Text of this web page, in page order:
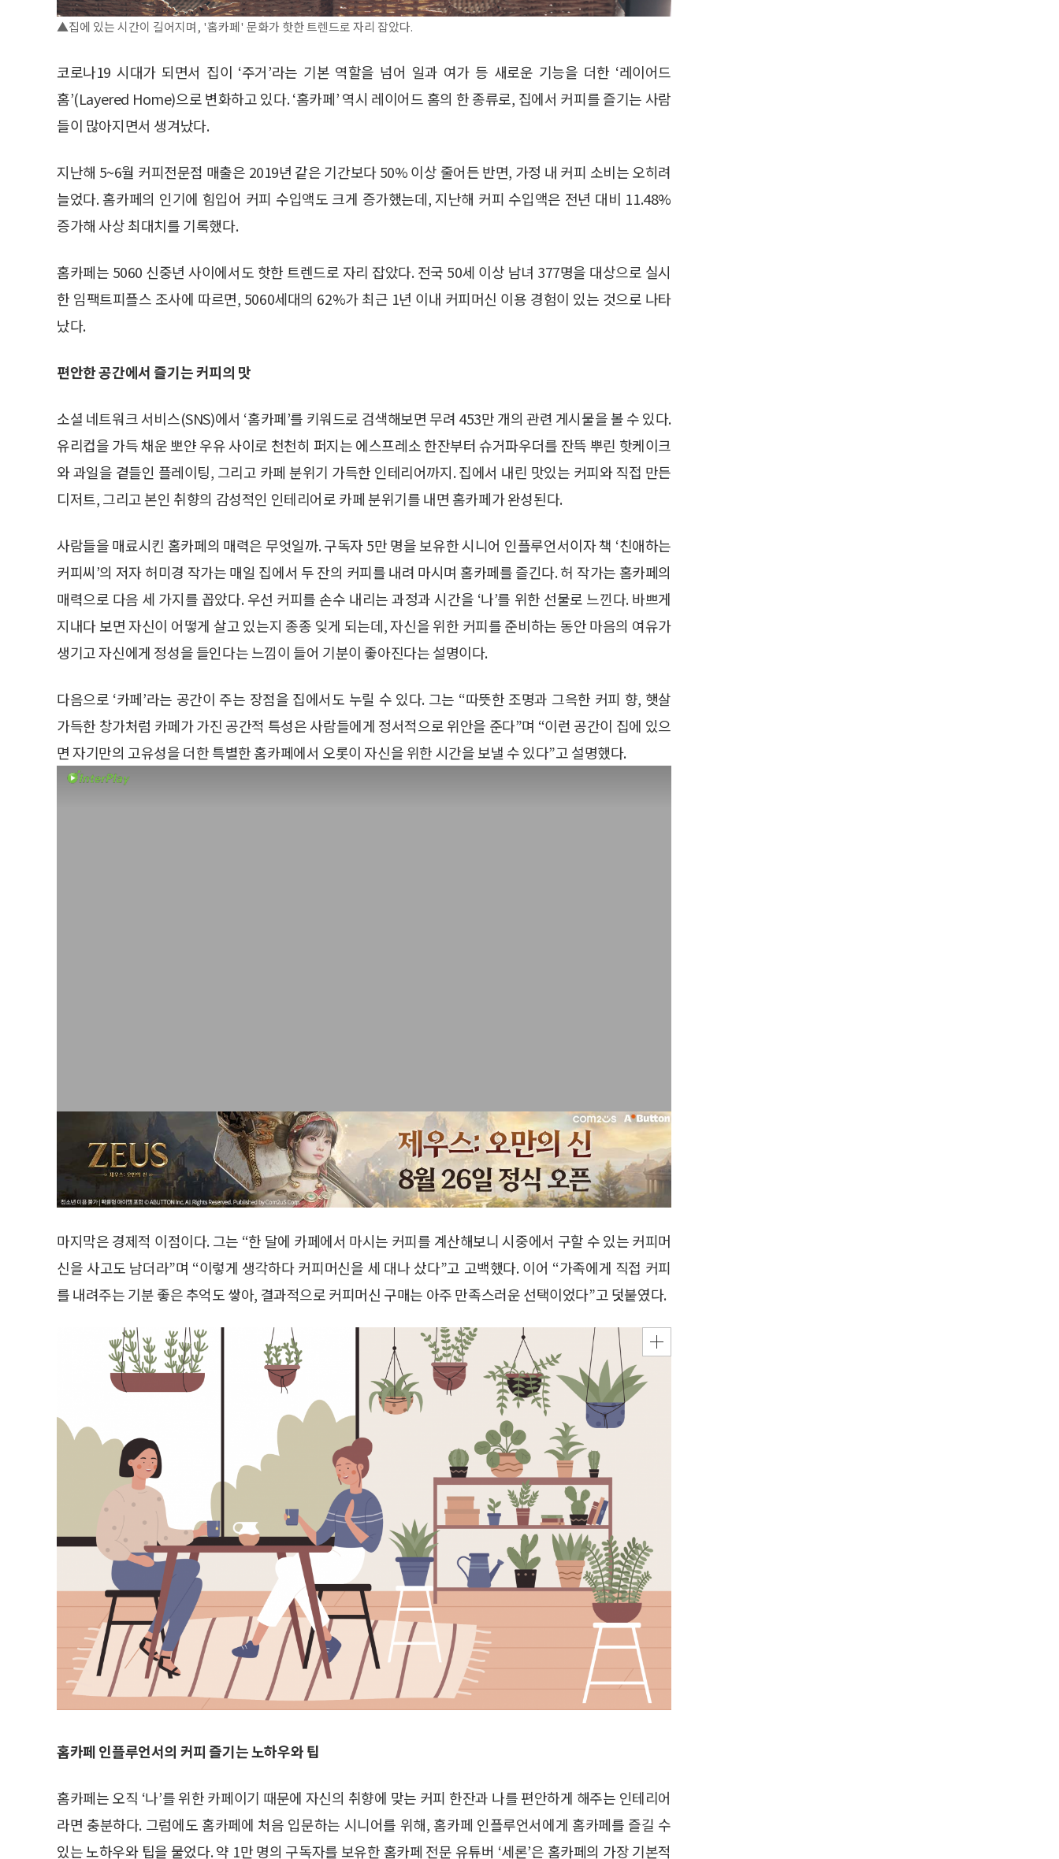
▲집에 있는 시간이 길어지며, '홈카페' 문화가 핫한 트렌드로 자리 잡았다.
코로나19 시대가 되면서 집이 ‘주거’라는 기본 역할을 넘어 일과 여가 등 새로운 기능을 더한 ‘레이어드
홈’(Layered Home)으로 변화하고 있다. ‘홈카페’ 역시 레이어드 홈의 한 종류로, 집에서 커피를 즐기는 사람
들이 많아지면서 생겨났다.
지난해 5~6월 커피전문점 매출은 2019년 같은 기간보다 50% 이상 줄어든 반면, 가정 내 커피 소비는 오히려
늘었다. 홈카페의 인기에 힘입어 커피 수입액도 크게 증가했는데, 지난해 커피 수입액은 전년 대비 11.48%
증가해 사상 최대치를 기록했다.
홈카페는 5060 신중년 사이에서도 핫한 트렌드로 자리 잡았다. 전국 50세 이상 남녀 377명을 대상으로 실시
한 임팩트피플스 조사에 따르면, 5060세대의 62%가 최근 1년 이내 커피머신 이용 경험이 있는 것으로 나타
났다.
편안한 공간에서 즐기는 커피의 맛
소셜 네트워크 서비스(SNS)에서 ‘홈카페’를 키워드로 검색해보면 무려 453만 개의 관련 게시물을 볼 수 있다.
유리컵을 가득 채운 뽀얀 우유 사이로 천천히 퍼지는 에스프레소 한잔부터 슈거파우더를 잔뜩 뿌린 핫케이크
와 과일을 곁들인 플레이팅, 그리고 카페 분위기 가득한 인테리어까지. 집에서 내린 맛있는 커피와 직접 만든
디저트, 그리고 본인 취향의 감성적인 인테리어로 카페 분위기를 내면 홈카페가 완성된다.
사람들을 매료시킨 홈카페의 매력은 무엇일까. 구독자 5만 명을 보유한 시니어 인플루언서이자 책 ‘친애하는
커피씨’의 저자 허미경 작가는 매일 집에서 두 잔의 커피를 내려 마시며 홈카페를 즐긴다. 허 작가는 홈카페의
매력으로 다음 세 가지를 꼽았다. 우선 커피를 손수 내리는 과정과 시간을 ‘나’를 위한 선물로 느낀다. 바쁘게
지내다 보면 자신이 어떻게 살고 있는지 종종 잊게 되는데, 자신을 위한 커피를 준비하는 동안 마음의 여유가
생기고 자신에게 정성을 들인다는 느낌이 들어 기분이 좋아진다는 설명이다.
다음으로 ‘카페’라는 공간이 주는 장점을 집에서도 누릴 수 있다. 그는 “따뜻한 조명과 그윽한 커피 향, 햇살
가득한 창가처럼 카페가 가진 공간적 특성은 사람들에게 정서적으로 위안을 준다”며 “이런 공간이 집에 있으
면 자기만의 고유성을 더한 특별한 홈카페에서 오롯이 자신을 위한 시간을 보낼 수 있다”고 설명했다.
마지막은 경제적 이점이다. 그는 “한 달에 카페에서 마시는 커피를 계산해보니 시중에서 구할 수 있는 커피머
신을 사고도 남더라”며 “이렇게 생각하다 커피머신을 세 대나 샀다”고 고백했다. 이어 “가족에게 직접 커피
를 내려주는 기분 좋은 추억도 쌓아, 결과적으로 커피머신 구매는 아주 만족스러운 선택이었다”고 덧붙였다.
홈카페 인플루언서의 커피 즐기는 노하우와 팁
홈카페는 오직 ‘나’를 위한 카페이기 때문에 자신의 취향에 맞는 커피 한잔과 나를 편안하게 해주는 인테리어
라면 충분하다. 그럼에도 홈카페에 처음 입문하는 시니어를 위해, 홈카페 인플루언서에게 홈카페를 즐길 수
있는 노하우와 팁을 물었다. 약 1만 명의 구독자를 보유한 홈카페 전문 유튜버 ‘세론’은 홈카페의 가장 기본적